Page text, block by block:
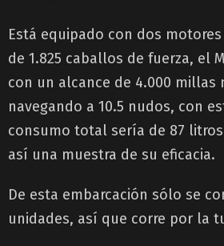
Está equipado con dos motores
de 1.825 caballos de fuerza, el
con un alcance de 4.000 millas
navegando a 10.5 nudos, con
consumo total sería de 87
así una muestra de su eficacia.
De esta embarcación sólo se
unidades, así que corre por la